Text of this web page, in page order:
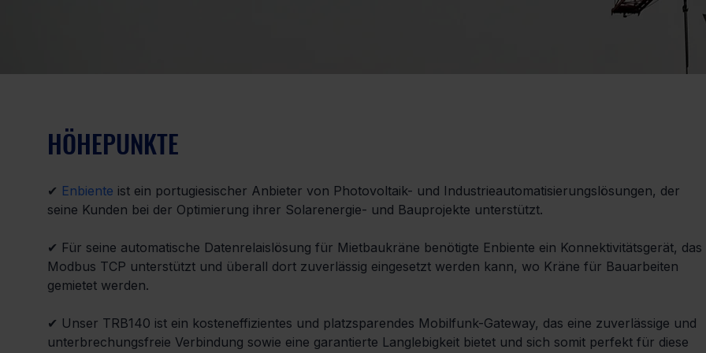
HÖHEPUNKTE
✔ Enbiente ist ein portugiesischer Anbieter von Photovoltaik- und Industrieautomatisierungslösungen, der
seine Kunden bei der Optimierung ihrer Solarenergie- und Bauprojekte unterstützt.
✔ Für seine automatische Datenrelaislösung für Mietbaukräne benötigte Enbiente ein Konnektivitätsgerät, das
Modbus TCP unterstützt und überall dort zuverlässig eingesetzt werden kann, wo Kräne für Bauarbeiten
gemietet werden.
✔ Unser TRB140 ist ein kosteneffizientes und platzsparendes Mobilfunk-Gateway, das eine zuverlässige und
unterbrechungsfreie Verbindung sowie eine garantierte Langlebigkeit bietet und sich somit perfekt für diese